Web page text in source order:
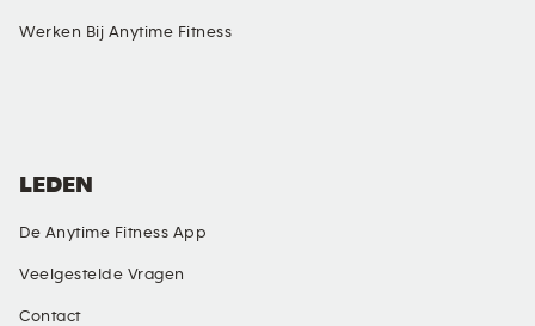
Werken Bij Anytime Fitness
LEDEN
De Anytime Fitness App
Veelgestelde Vragen
Contact